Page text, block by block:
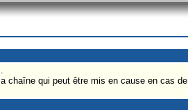
chaîne qui peut être mis en cause en cas de